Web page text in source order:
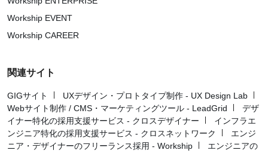
Workship EVENT
Workship CAREER
関連サイト
GIGサイト
UXデザイン・プロトタイプ制作 - UX Design Lab
Webサイト制作 / CMS・マーケティングツール - LeadGrid
デザ
イナー特化の採用支援サービス - クロスデザイナー
インフラエ
ンジニア特化の採用支援サービス - クロスネットワーク
エンジ
ニア・デザイナーのフリーランス採用 - Workship
エンジニアの